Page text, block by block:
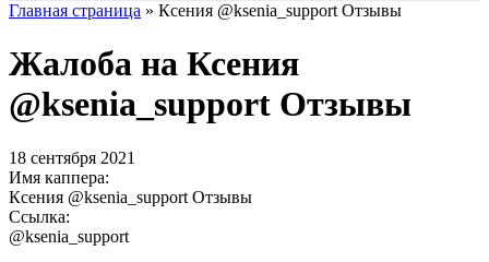
Главная страница » Ксения @ksenia_support Отзывы
Жалоба на Ксения
@ksenia_support Отзывы
18 сентября 2021
Имя каппера:
Ксения @ksenia_support Отзывы
Ссылка:
@ksenia_support